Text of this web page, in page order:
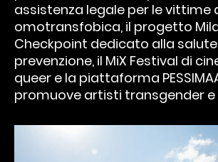
assistenza legale per le vittime
omotransfobica, il progetto
Checkpoint dedicato alla
prevenzione, il MiX Festival di
queer e la piattaforma
promuove artisti transgender e